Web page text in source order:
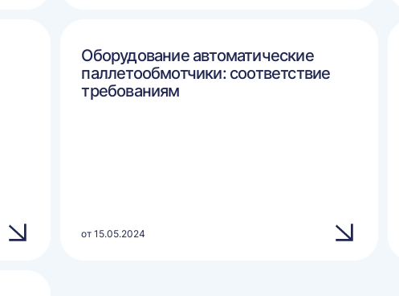
Оборудование автоматические
паллетообмотчики: соответствие
требованиям
от 15.05.2024